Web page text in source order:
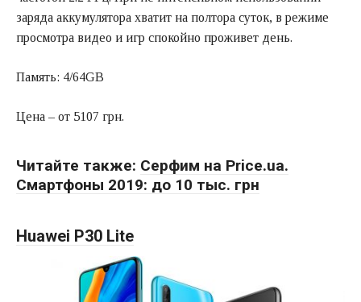
заряда аккумулятора хватит на полтора суток, в режиме
просмотра видео и игр спокойно проживет день.
Память: 4/64GB
Цена – от 5107 грн.
Читайте также: Серфим на Price.ua.
Смартфоны 2019: до 10 тыс. грн
Huawei P30 Lite